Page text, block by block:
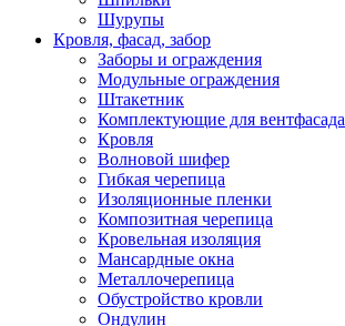
Шурупы
Кровля, фасад, забор
Заборы и ограждения
Модульные ограждения
Штакетник
Комплектующие для вентфасада
Кровля
Волновой шифер
Гибкая черепица
Изоляционные пленки
Композитная черепица
Кровельная изоляция
Мансардные окна
Металлочерепица
Обустройство кровли
Ондулин